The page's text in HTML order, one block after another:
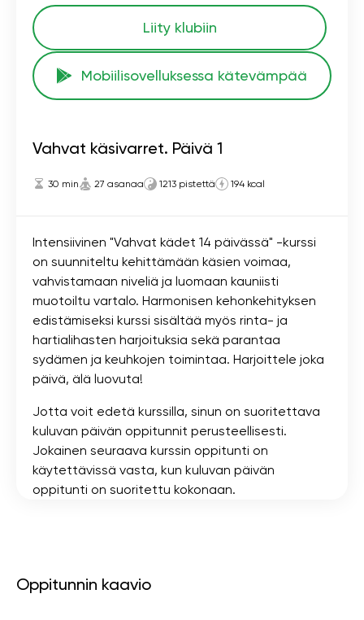
Liity klubiin
Mobiilisovelluksessa kätevämpää
Vahvat käsivarret. Päivä 1
30 min 27 asanaa 1213 pistettä 194 kcal
Intensiivinen "Vahvat kädet 14 päivässä" -kurssi
on suunniteltu kehittämään käsien voimaa,
vahvistamaan niveliä ja luomaan kauniisti
muotoiltu vartalo. Harmonisen kehonkehityksen
edistämiseksi kurssi sisältää myös rinta- ja
hartialihasten harjoituksia sekä parantaa
sydämen ja keuhkojen toimintaa. Harjoittele joka
päivä, älä luovuta!
Jotta voit edetä kurssilla, sinun on suoritettava
kuluvan päivän oppitunnit perusteellisesti.
Jokainen seuraava kurssin oppitunti on
käytettävissä vasta, kun kuluvan päivän
oppitunti on suoritettu kokonaan.
Oppitunnin kaavio